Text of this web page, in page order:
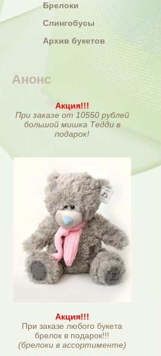
Брелоки
Слингобусы
Архив букетов
Анонс
Акция!!!
При заказе от 10550 рублей
большой мишка Тедди в
подарок!
Акция!!!
При заказе любого букета
брелок в подарок!!!
(брелоки в ассортименте)